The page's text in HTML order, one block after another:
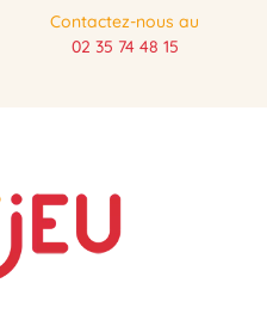
Contactez-nous au
02 35 74 48 15